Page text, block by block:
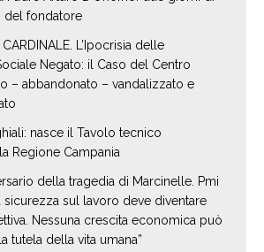
del fondatore
L’Ipocrisia delle
Negato: il Caso del Centro
– abbandonato – vandalizzato e
nasce il Tavolo tecnico
Regione Campania
della tragedia di Marcinelle. Pmi
sicurezza sul lavoro deve diventare
Nessuna crescita economica può
tutela della vita umana”